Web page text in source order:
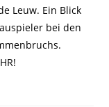
Leuw. Ein Blick
bei den